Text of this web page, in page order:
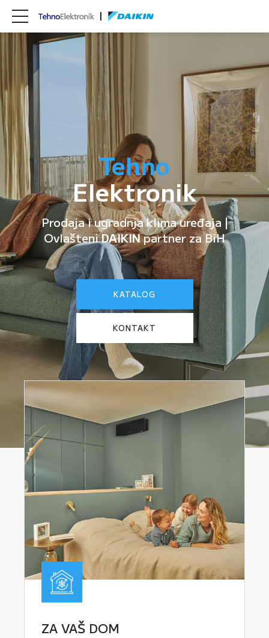
Tehno
Elektronik
Prodaja i ugradnja klima uređaja |
OvlašteniDAIKINpartner za BiH
KATALOG
KONTAKT
ZA VAŠ DOM